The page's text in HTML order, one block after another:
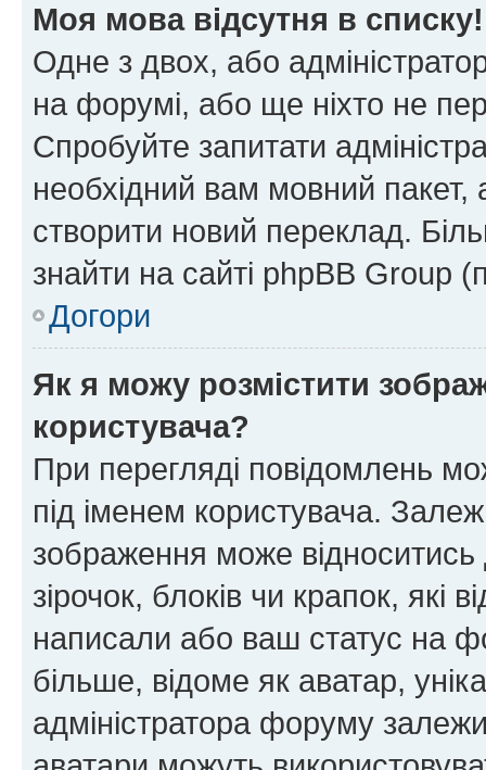
Моя мова відсутня в списку!
Одне з двох, або
на форумі, або ще ніхто не
Спробуйте запитати
необхідний вам мовний
створити новий переклад.
знайти на сайті phpBB Group
Догори
Як я можу розмістити
користувача?
При перегляді повідомлень
під іменем користувача.
зображення може відноситись
зірочок, блоків чи крапок, які
написали або ваш статус на
більше, відоме як аватар,
адміністратора форуму